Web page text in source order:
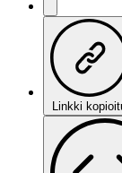
Linkki